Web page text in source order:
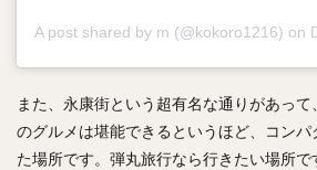
A post shared by m (@kokoro1216) on
また、永康街という超有名な通りがあっ
のグルメは堪能できるというほど、コンパ
た場所です。弾丸旅行なら行きたい場所で